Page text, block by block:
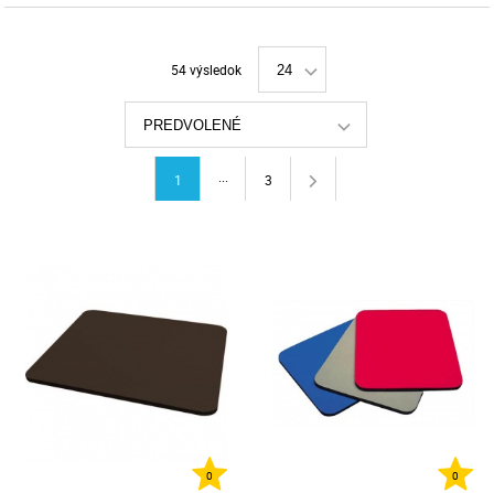
54 výsledok 24
PREDVOLENÉ
1 3
0 0